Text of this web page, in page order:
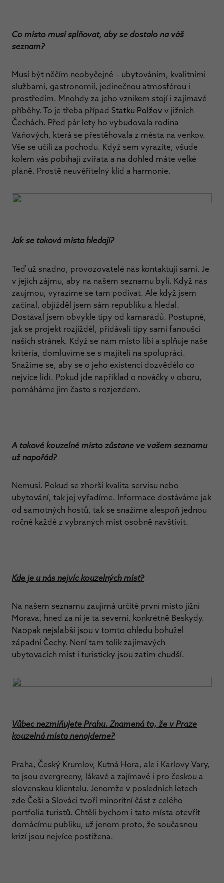
Co místo musí splňovat, aby se dostalo na váš
seznam?
Musí být něčím neobyčejné – ubytováním, kvalitními
službami, gastronomií, jedinečnou atmosférou i
prostředím. Mnohdy za jeho vznikem stojí i zajímavé
příběhy. To je třeba případ Statku Polžov v jižních
Čechách. Před pár lety ho vybudovala rodina
Váňových, která se přestěhovala z města na venkov.
Vše se učili za pochodu. Když sem vyrazíte, všude
kolem vás pobíhají zvířata a na dohled máte velké
pláně. Prostě neuvěřitelný klid a harmonie.
Jak se taková místa hledají?
Teď už snadno, provozovatelé nás kontaktují sami. Je
v jejich zájmu, aby na našem seznamu byli. Když nás
zaujmou, vyrazíme se tam podívat. Ale když jsem
začínal, objížděl jsem sám republiku a hledal.
Dostával jsem obvykle tipy od kamarádů. Postupně,
jak se projekt rozjížděl, přidávali tipy sami fanoušci
našich stránek. Když se nám místo líbí a splňuje naše
kritéria, domluvíme se s majiteli na spolupráci.
Snažíme se, aby se o jeho existenci dozvědělo co
nejvíce lidí. Pokud jde například o nováčky v oboru,
pomáháme jim často s rozjezdem.
A takové kouzelné místo zůstane ve vašem seznamu
už napořád?
Nemusí. Pokud se zhorší kvalita servisu nebo
ubytování, tak jej vyřadíme. Informace dostáváme jak
od samotných hostů, tak se snažíme alespoň jednou
ročně každé z vybraných míst osobně navštívit.
Kde je u nás nejvíc kouzelných míst?
Na našem seznamu zaujímá určitě první místo jižní
Morava, hned za ní je ta severní, konkrétně Beskydy.
Naopak nejslabší jsou v tomto ohledu bohužel
západní Čechy. Není tam tolik zajímavých
ubytovacích míst i turisticky jsou zatím chudší.
Vůbec nezmiňujete Prahu. Znamená to, že v Praze
kouzelná místa nenajdeme?
Praha, Český Krumlov, Kutná Hora, ale i Karlovy Vary,
to jsou evergreeny, lákavé a zajímavé i pro českou a
slovenskou klientelu. Jenomže v posledních letech
zde Češi a Slováci tvoří minoritní část z celého
portfolia turistů. Chtěli bychom i tato místa otevřít
domácímu publiku, už jenom proto, že současnou
krizí jsou nejvíce postižena.